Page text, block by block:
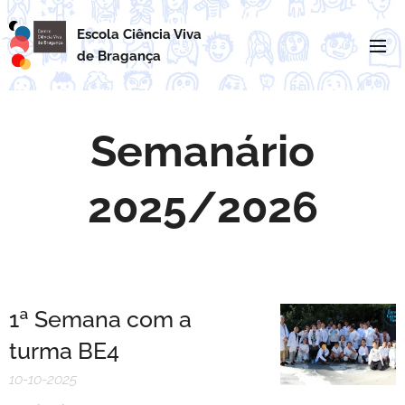
Escola Ciência Viva
deBragança
Semanário
2025/2026
1ª Semana com a
turma BE4
10-10-2025